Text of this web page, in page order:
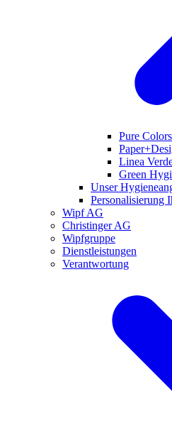
Pure Colors
Linea
Green
Unser
Personalisierung
Wipf AG
Christinger AG
Wipfgruppe
Dienstleistungen
Verantwortung